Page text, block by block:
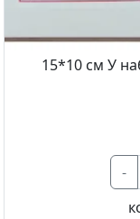
15*10 см У
-